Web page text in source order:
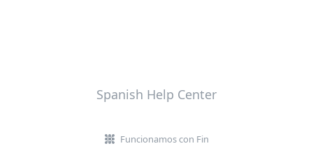
Spanish Help Center
Funcionamos con Fin